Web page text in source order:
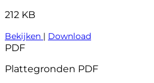
212 KB
Bekijken | Download
PDF
Plattegronden PDF